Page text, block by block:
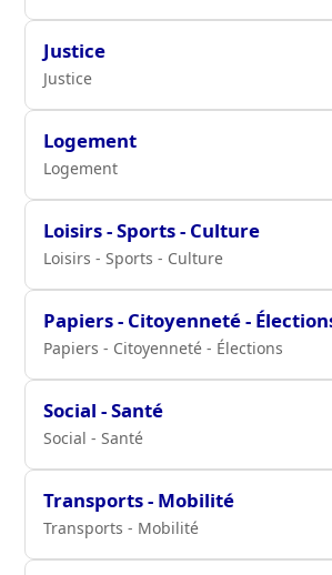
Justice
Justice
Logement
Logement
Loisirs - Sports - Culture
Loisirs - Sports - Culture
Papiers - Citoyenneté -
Papiers - Citoyenneté - Élections
Social - Santé
Social - Santé
Transports - Mobilité
Transports - Mobilité